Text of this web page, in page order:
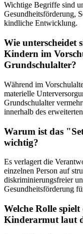
Wichtige Begriffe sind
Gesundheitsförderung,
kindliche Entwicklung.
Wie unterscheidet
Kindern im
Grundschulalter?
Während im
materielle
Grundschulalter
innerhalb des
Warum ist das
wichtig?
Es verlagert die
einzelnen Person auf
diskriminierungsfreier
Gesundheitsförderung
Welche Rolle
Kinderarmut laut